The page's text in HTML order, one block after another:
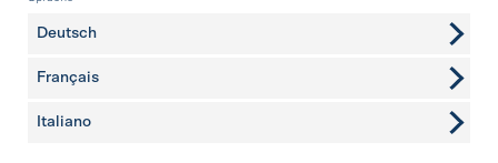
Deutsch
Français
Italiano